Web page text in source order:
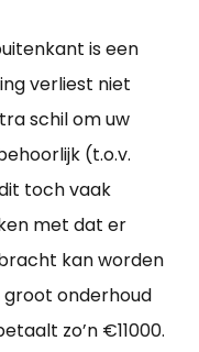
is een
verliest niet
schil om uw
(t.o.v.
toch vaak
met dat er
kan worden
onderhoud
zo’n €11000.